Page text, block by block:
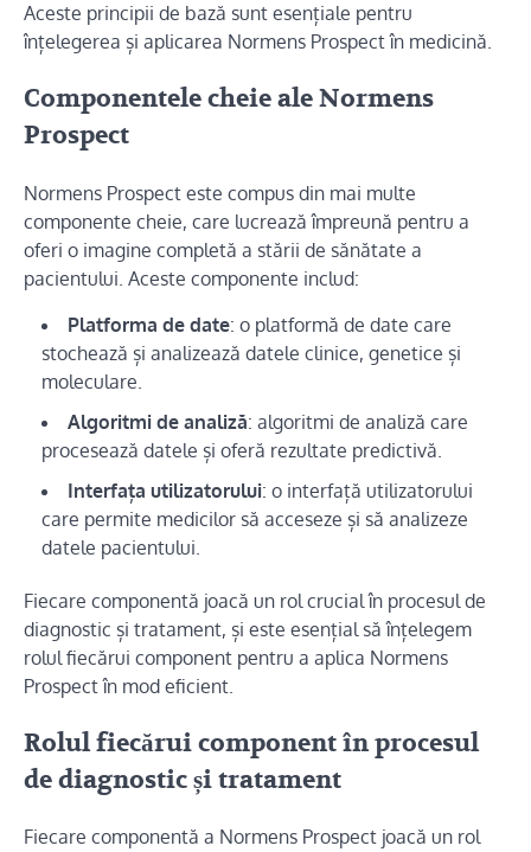
Aceste principii de bază sunt esențiale pentru
înțelegerea și aplicarea Normens Prospect în medicină.
Componentele cheie ale Normens
Prospect
Normens Prospect este compus din mai multe
componente cheie, care lucrează împreună pentru a
oferi o imagine completă a stării de sănătate a
pacientului. Aceste componente includ:
Platforma de date: o platformă de date care
stochează și analizează datele clinice, genetice și
moleculare.
Algoritmi de analiză: algoritmi de analiză care
procesează datele și oferă rezultate predictivă.
Interfața utilizatorului: o interfață utilizatorului
care permite medicilor să acceseze și să analizeze
datele pacientului.
Fiecare componentă joacă un rol crucial în procesul de
diagnostic și tratament, și este esențial să înțelegem
rolul fiecărui component pentru a aplica Normens
Prospect în mod eficient.
Rolul fiecărui component în procesul
de diagnostic și tratament
Fiecare componentă a Normens Prospect joacă un rol